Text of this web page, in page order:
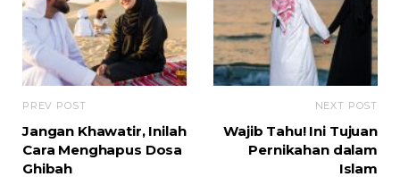
PREV POST
Jangan Khawatir, Inilah
Cara Menghapus Dosa
Ghibah
NEXT POST
Wajib Tahu! Ini Tujuan
Pernikahan dalam
Islam